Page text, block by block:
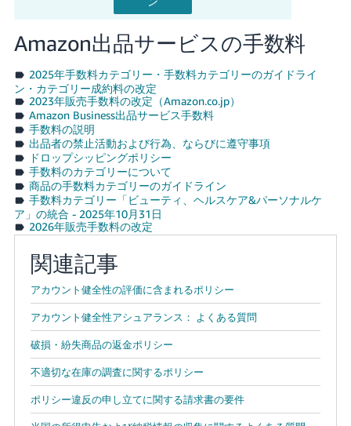
Amazon出品サービスの手数料
2025年手数料カテゴリー・手数料カテゴリーのガイドライ
ン・カテゴリー成約料の改定
2023年販売手数料の改定（Amazon.co.jp）
Amazon Business出品サービス手数料
手数料の説明
出品者の禁止活動および行為、ならびに遵守事項
ドロップシッピングポリシー
手数料のカテゴリーについて
商品の手数料カテゴリーのガイドライン
手数料カテゴリー「ビューティ、ヘルスケア&パーソナルケ
ア」の統合 - 2025年10月31日
2026年販売手数料の改定
関連記事
アカウント健全性の評価に含まれるポリシー
アカウント健全性アシュアランス： よくある質問
破損・紛失商品の返金ポリシー
不適切な在庫の調査に関するポリシー
ポリシー違反の申し立てに関する請求書の要件